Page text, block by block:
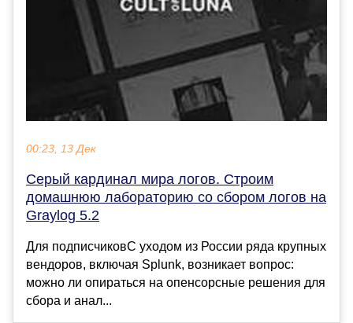
00:23, 13 Дек
Серый кардинал мира логов. Строим
домашнюю лабораторию со сбором логов на
Graylog 5.2
Для подписчиковС уходом из России ряда крупных
вендоров, включая Splunk, возникает вопрос:
можно ли опираться на опенсорсные решения для
сбора и анал...